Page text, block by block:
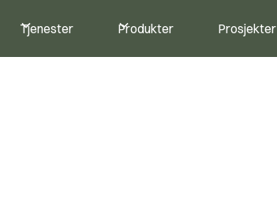
Tjenester Produkter Prosjekter